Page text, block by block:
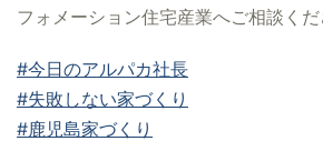
フォメーション住宅産業へご相談くだ
#今日のアルパカ社長
#失敗しない家づくり
#鹿児島家づくり